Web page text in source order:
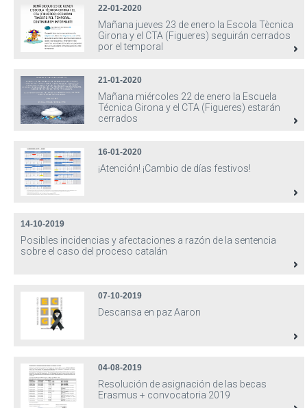
22-01-2020
Mañana jueves 23 de enero la Escola Tècnica
Girona y el CTA (Figueres) seguirán cerrados
por el temporal
21-01-2020
Mañana miércoles 22 de enero la Escuela
Técnica Girona y el CTA (Figueres) estarán
cerrados
16-01-2020
¡Atención! ¡Cambio de días festivos!
14-10-2019
Posibles incidencias y afectaciones a razón de la sentencia
sobre el caso del proceso catalán
07-10-2019
Descansa en paz Aaron
04-08-2019
Resolución de asignación de las becas
Erasmus + convocatoria 2019